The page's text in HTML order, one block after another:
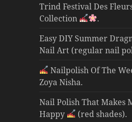
Trind Festival Des
Collection
.
Easy DIY Summer
Nail Art (regular nail
Nailpolish Of The
Zoya Nisha.
Nail Polish That Makes
Happy
(red shades).